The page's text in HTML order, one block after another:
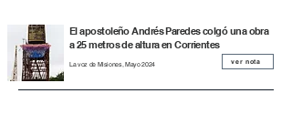
El apostoleño Andrés Paredes colgó una obra
a 25 metros de altura en Corrientes
La voz de Misiones, Mayo 2024 ver nota